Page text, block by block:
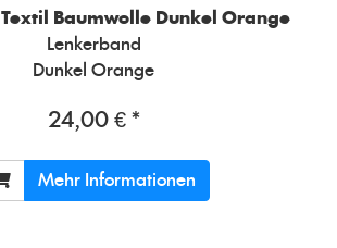
Textil Baumwolle Dunkel Orange
Lenkerband
Dunkel Orange
24,00 € *
Mehr Informationen